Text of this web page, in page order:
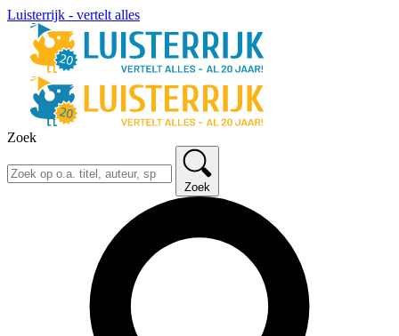
Luisterrijk - vertelt alles
Zoek
Zoek